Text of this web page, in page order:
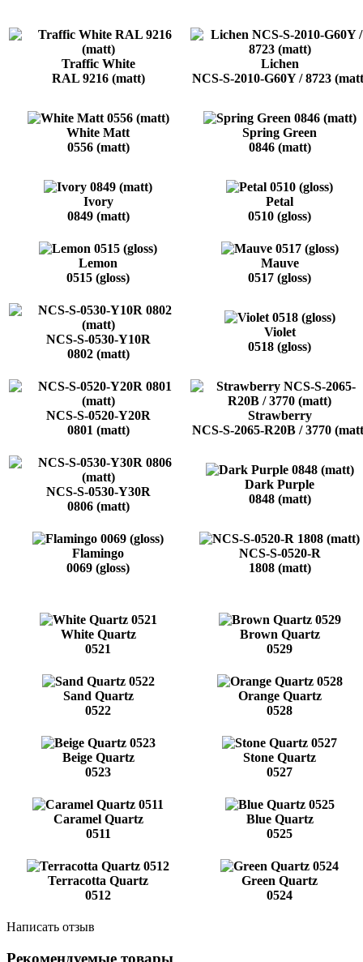
Traffic White
RAL 9216 (matt)
Lichen
NCS-S-2010-G60Y / 8723
White Matt
0556 (matt)
Spring Green
0846 (matt)
Ivory
0849 (matt)
Petal
0510 (gloss)
Lemon
0515 (gloss)
Mauve
0517 (gloss)
NCS-S-0530-Y10R
0802 (matt)
Violet
0518 (gloss)
NCS-S-0520-Y20R
0801 (matt)
Strawberry
NCS-S-2065-R20B / 3770
NCS-S-0530-Y30R
0806 (matt)
Dark Purple
0848 (matt)
Flamingo
0069 (gloss)
NCS-S-0520-R
1808 (matt)
White Quartz
0521
Brown Quartz
0529
Sand Quartz
0522
Orange Quartz
0528
Beige Quartz
0523
Stone Quartz
0527
Caramel Quartz
0511
Blue Quartz
0525
Terracotta Quartz
0512
Green Quartz
0524
Написать отзыв
Рекомендуемые товары